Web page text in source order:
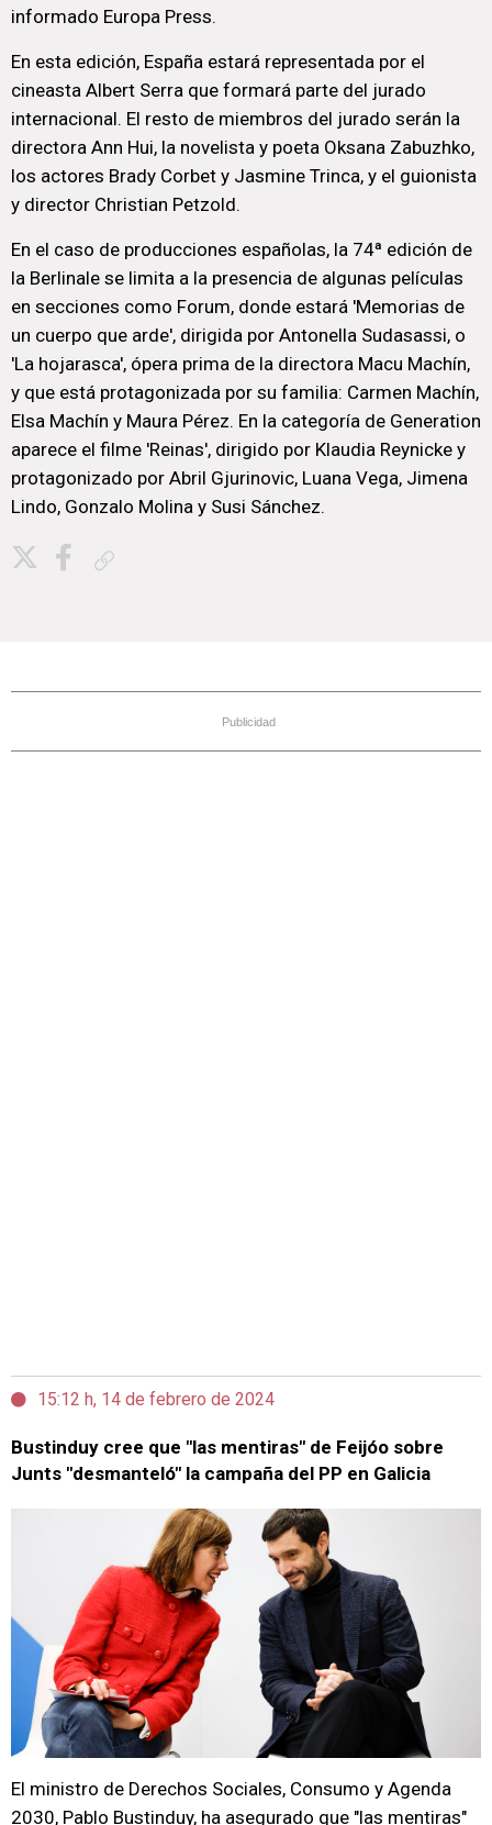
informado Europa Press.
En esta edición, España estará representada por el
cineasta Albert Serra que formará parte del jurado
internacional. El resto de miembros del jurado serán la
directora Ann Hui, la novelista y poeta Oksana Zabuzhko,
los actores Brady Corbet y Jasmine Trinca, y el guionista
y director Christian Petzold.
En el caso de producciones españolas, la 74ª edición de
la Berlinale se limita a la presencia de algunas películas
en secciones como Forum, donde estará 'Memorias de
un cuerpo que arde', dirigida por Antonella Sudasassi, o
'La hojarasca', ópera prima de la directora Macu Machín,
y que está protagonizada por su familia: Carmen Machín,
Elsa Machín y Maura Pérez. En la categoría de Generation
aparece el filme 'Reinas', dirigido por Klaudia Reynicke y
protagonizado por Abril Gjurinovic, Luana Vega, Jimena
Lindo, Gonzalo Molina y Susi Sánchez.
Publicidad
15:12 h, 14 de febrero de 2024
Bustinduy cree que "las mentiras" de Feijóo sobre
Junts "desmanteló" la campaña del PP en Galicia
El ministro de Derechos Sociales, Consumo y Agenda
2030, Pablo Bustinduy, ha asegurado que "las mentiras"